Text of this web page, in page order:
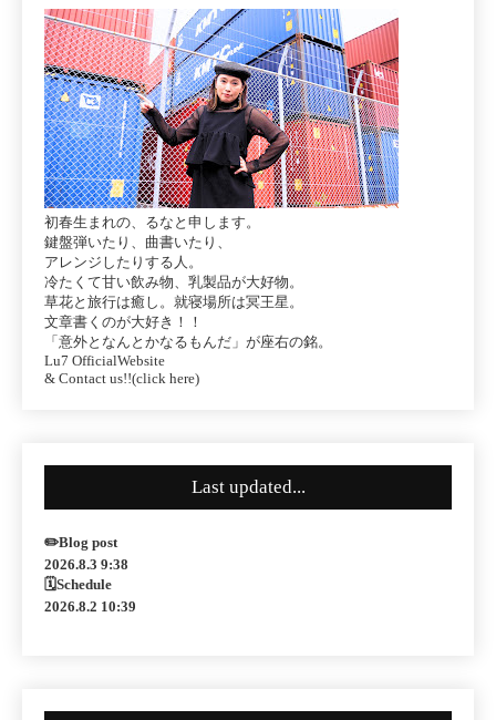
初春生まれの、るなと申します。
鍵盤弾いたり、曲書いたり、
アレンジしたりする人。
冷たくて甘い飲み物、乳製品が大好物。
草花と旅行は癒し。就寝場所は冥王星。
文章書くのが大好き！！
「意外となんとかなるもんだ」が座右の銘。
Lu7 OfficialWebsite
& Contact us!!(click here)
Last updated...
✏️Blog post
2026.8.3 9:38
🗓Schedule
2026.8.2 10:39